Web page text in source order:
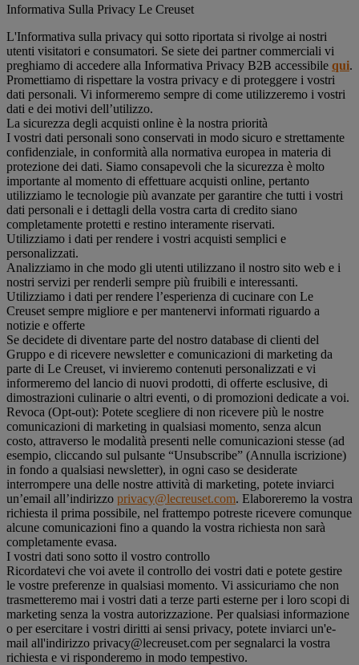
Informativa Sulla Privacy Le Creuset
L'Informativa sulla privacy qui sotto riportata si rivolge ai nostri
utenti visitatori e consumatori. Se siete dei partner commerciali vi
preghiamo di accedere alla Informativa Privacy B2B accessibile qui.
Promettiamo di rispettare la vostra privacy e di proteggere i vostri
dati personali. Vi informeremo sempre di come utilizzeremo i vostri
dati e dei motivi dell’utilizzo.
La sicurezza degli acquisti online è la nostra priorità
I vostri dati personali sono conservati in modo sicuro e strettamente
confidenziale, in conformità alla normativa europea in materia di
protezione dei dati. Siamo consapevoli che la sicurezza è molto
importante al momento di effettuare acquisti online, pertanto
utilizziamo le tecnologie più avanzate per garantire che tutti i vostri
dati personali e i dettagli della vostra carta di credito siano
completamente protetti e restino interamente riservati.
Utilizziamo i dati per rendere i vostri acquisti semplici e
personalizzati.
Analizziamo in che modo gli utenti utilizzano il nostro sito web e i
nostri servizi per renderli sempre più fruibili e interessanti.
Utilizziamo i dati per rendere l’esperienza di cucinare con Le
Creuset sempre migliore e per mantenervi informati riguardo a
notizie e offerte
Se decidete di diventare parte del nostro database di clienti del
Gruppo e di ricevere newsletter e comunicazioni di marketing da
parte di Le Creuset, vi invieremo contenuti personalizzati e vi
informeremo del lancio di nuovi prodotti, di offerte esclusive, di
dimostrazioni culinarie o altri eventi, o di promozioni dedicate a voi.
Revoca (Opt-out): Potete scegliere di non ricevere più le nostre
comunicazioni di marketing in qualsiasi momento, senza alcun
costo, attraverso le modalità presenti nelle comunicazioni stesse (ad
esempio, cliccando sul pulsante “Unsubscribe” (Annulla iscrizione)
in fondo a qualsiasi newsletter), in ogni caso se desiderate
interrompere una delle nostre attività di marketing, potete inviarci
un’email all’indirizzo privacy@lecreuset.com. Elaboreremo la vostra
richiesta il prima possibile, nel frattempo potreste ricevere comunque
alcune comunicazioni fino a quando la vostra richiesta non sarà
completamente evasa.
I vostri dati sono sotto il vostro controllo
Ricordatevi che voi avete il controllo dei vostri dati e potete gestire
le vostre preferenze in qualsiasi momento. Vi assicuriamo che non
trasmetteremo mai i vostri dati a terze parti esterne per i loro scopi di
marketing senza la vostra autorizzazione. Per qualsiasi informazione
o per esercitare i vostri diritti ai sensi privacy, potete inviarci un'e-
mail all'indirizzo privacy@lecreuset.com per segnalarci la vostra
richiesta e vi risponderemo in modo tempestivo.